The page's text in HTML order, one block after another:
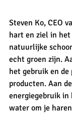
Steven Ko, CEO
hart en ziel in het
natuurlijke
echt groen zijn.
het gebruik en
producten. Aan
energiegebruik in
water om je